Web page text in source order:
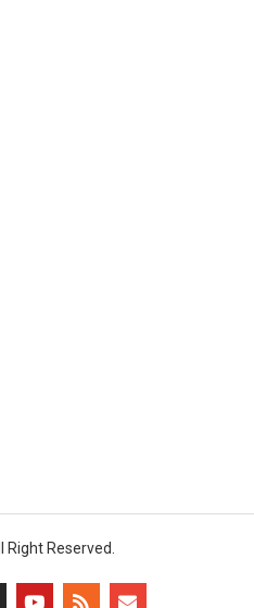
Right Reserved.